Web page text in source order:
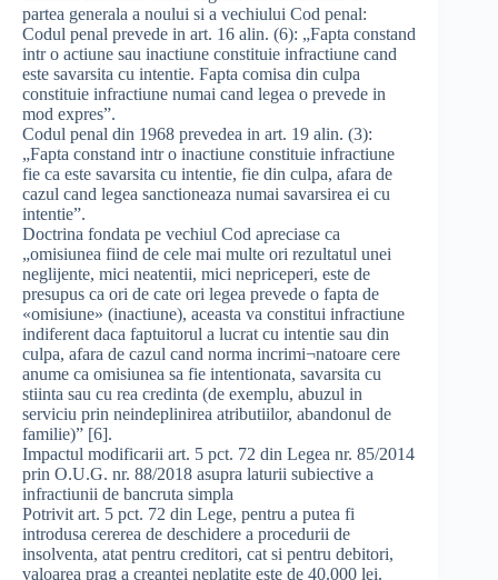
partea generala a noului si a vechiului Cod penal:
Codul penal prevede in art. 16 alin. (6): „Fapta constand
intr o actiune sau inactiune constituie infractiune cand
este savarsita cu intentie. Fapta comisa din culpa
constituie infractiune numai cand legea o prevede in
mod expres”.
Codul penal din 1968 prevedea in art. 19 alin. (3):
„Fapta constand intr o inactiune constituie infractiune
fie ca este savarsita cu intentie, fie din culpa, afara de
cazul cand legea sanctioneaza numai savarsirea ei cu
intentie”.
Doctrina fondata pe vechiul Cod apreciase ca
„omisiunea fiind de cele mai multe ori rezultatul unei
neglijente, mici neatentii, mici nepriceperi, este de
presupus ca ori de cate ori legea prevede o fapta de
«omisiune» (inactiune), aceasta va constitui infractiune
indiferent daca faptuitorul a lucrat cu intentie sau din
culpa, afara de cazul cand norma incrimi¬natoare cere
anume ca omisiunea sa fie intentionata, savarsita cu
stiinta sau cu rea credinta (de exemplu, abuzul in
serviciu prin neindeplinirea atributiilor, abandonul de
familie)” [6].
Impactul modificarii art. 5 pct. 72 din Legea nr. 85/2014
prin O.U.G. nr. 88/2018 asupra laturii subiective a
infractiunii de bancruta simpla
Potrivit art. 5 pct. 72 din Lege, pentru a putea fi
introdusa cererea de deschidere a procedurii de
insolventa, atat pentru creditori, cat si pentru debitori,
valoarea prag a creantei neplatite este de 40.000 lei.